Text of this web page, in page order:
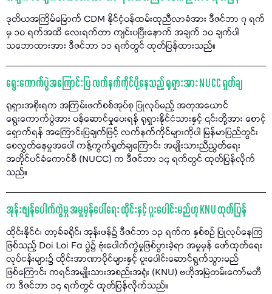
ဒုတိယအကြိမ်မြောက် CDM နိုင်ငံ့ဝန်ထမ်းထုညီလာခံအား ဒီဇင်ဘာ ၇ ရက်
မှ ၁၀ ရက်အထိ လေးရက်တာ ကျင်းပပြီးနောက် အချက် ၁၀ ချက်ပါ
သဘောထားအား ဒီဇင်ဘာ ၁၁ ရက်တွင် ထုတ်ပြန်ထားသည်။
ရွေးကောက်ပွဲအကြောင်းပြ လက်နက်ကိုင်ပို့နေသည့် ရုရှားအား NUCC ရှုတ်ချ
ရုရှားအစိုးရက အကြမ်းဖက်စစ်အုပ်စု ပြုလုပ်မည့် အတုအယောင်
ရွေးကောက်ပွဲအား ဝန်ဆောင်မှုပေးရန် ရုရှားနိုင်ငံသားနှင့် ၎င်းတို့အား စောင့်
ရှောက်ရန် အကြောင်းပြချက်ဖြင့် လက်နက်ကိုင်များကိုပါ မြန်မာပြည်တွင်း
စေလွှတ်နေမှုအပေါ် ကန့်ကွက်ရှုတ်ချကြောင်း အမျိုးသားညီညွတ်ရေး
အတိုင်ပင်ခံကောင်စီ (NUCC) က ဒီဇင်ဘာ ၁၄ ရက်တွင် ထုတ်ပြန်လိုက်
သည်။
အုန်းဖျန်ပေါက်ကွဲမှု အမှုမှန်ပေါ်ရေး ထိုင်းနှင့် ပူးပေါင်းမည်ဟု KNU ထုတ်ပြန်
ထိုင်းနိုင်ငံ၊ တာ့ခ်ခရိုင်၊ အုန်းဖန်၌ ဒီဇင်ဘာ ၁၃ ရက်က နှစ်စဉ် ပြုလုပ်နေကြ
ဖြစ်သည့် Doi Loi Fa ပွဲ၌ ဗုံးပေါက်ကွဲမှုဖြစ်ပွားခဲ့ရာ အမှုမှန် ဖော်ထုတ်ရေး
လုပ်ငန်းများ၌ ထိုင်းအာဏာပိုင်များနှင့် ပူးပေါင်းဆောင်ရွက်သွားမည်
ဖြစ်ကြောင်း ကရင်အမျိုးသားအစည်းအရုံး (KNU) ဗဟိုအမြဲတမ်းကော်မတီ
က ဒီဇင်ဘာ ၁၄ ရက်တွင် ထုတ်ပြန်လိုက်သည်။